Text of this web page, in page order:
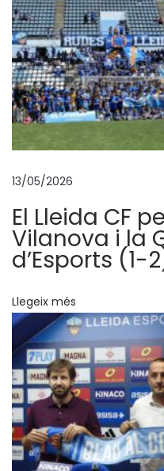
P
l
a
d
e
p
v
e
n
c
ó
d
r
i
s
c
o
13/05/2026
El Lleida CF
Vilanova i la
d’Esports (1-
Llegeix més